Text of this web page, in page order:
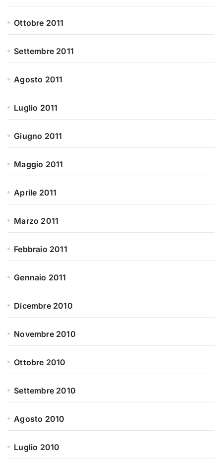
Ottobre 2011
Settembre 2011
Agosto 2011
Luglio 2011
Giugno 2011
Maggio 2011
Aprile 2011
Marzo 2011
Febbraio 2011
Gennaio 2011
Dicembre 2010
Novembre 2010
Ottobre 2010
Settembre 2010
Agosto 2010
Luglio 2010